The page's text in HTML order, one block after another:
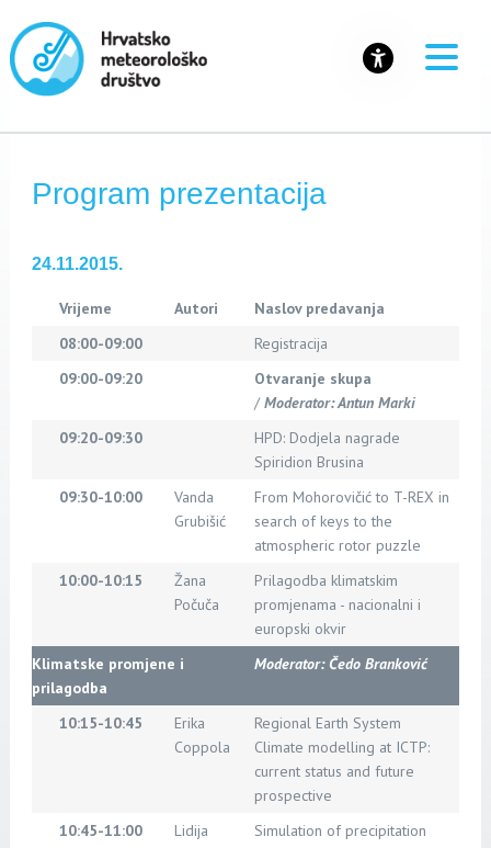
Program prezentacija
24.11.2015.
Vrijeme Autori
Naslov predavanja
08:00-09:00
Registracija
09:00-09:20
Otvaranje skupa
/Moderator: Antun Marki
09:20-09:30
HPD: Dodjela nagrade
Spiridion Brusina
09:30-10:00
Vanda
Grubišić
From Mohorovičić to T-REX in
search of keys to the
atmospheric rotor puzzle
10:00-10:15
Žana
Počuča
Prilagodba klimatskim
promjenama - nacionalni i
europski okvir
Klimatske promjene i
prilagodba
Moderator: Čedo Branković
10:15-10:45
Erika
Coppola
Regional Earth System
Climate modelling at ICTP:
current status and future
prospective
10:45-11:00
Lidija
Simulation of precipitation